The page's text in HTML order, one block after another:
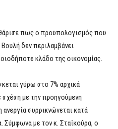
πως ο προϋπολογισμός που
δεν περιλαμβάνει
κλάδο της οικονομίας.
γύρω στο 7% αρχικά
με την προηγούμενη
συρρικνώνεται κατά
Σύμφωνα με τον κ. Σταϊκούρα, ο